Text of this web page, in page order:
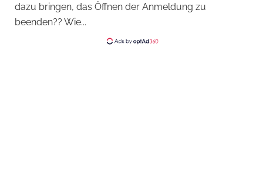
dazu bringen, das Öffnen der Anmeldung zu
beenden?? Wie...